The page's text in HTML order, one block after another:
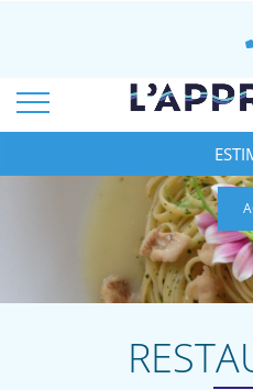
ARRIVÉE*
ADULTES
2
CODICE AZIENDA